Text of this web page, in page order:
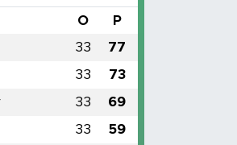
O P
33 77
33 73
33 69
33 59